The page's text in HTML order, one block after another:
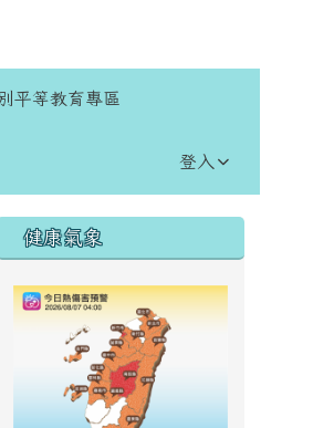
平等教育專區
登入
右邊區域內容
健康氣象